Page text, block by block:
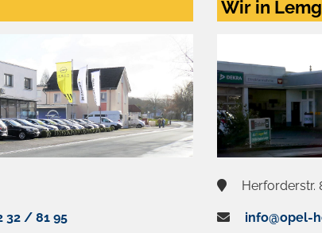
32 / 81 95
Wir in
Herforderstr.
info@opel-